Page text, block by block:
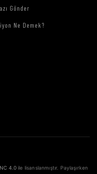
Gönder
Ne Demek?
4.0 ile lisanslanmıştır. Paylaşırken